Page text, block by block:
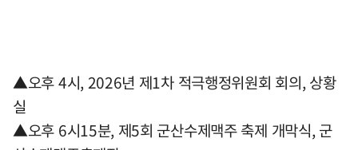
▲오후 4시, 2026년 제1차 적극행정위원회 회의, 상황
실
▲오후 6시15분, 제5회 군산수제맥주 축제 개막식, 군